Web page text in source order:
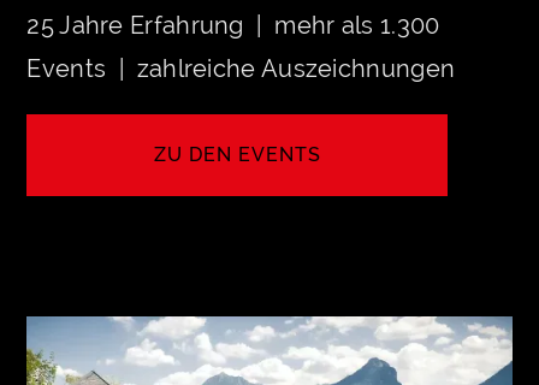
25 Jahre Erfahrung | mehr als 1.300
Events | zahlreiche Auszeichnungen
ZU DEN EVENTS